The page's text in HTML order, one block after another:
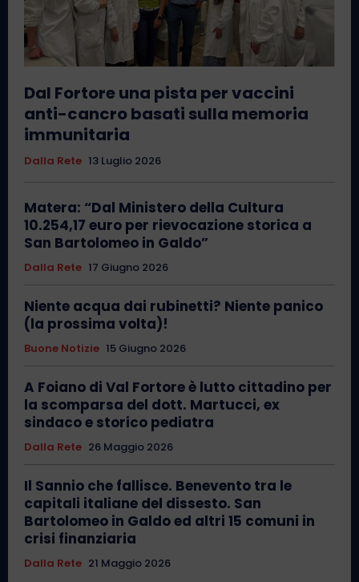
Dal Fortore una pista per vaccini
anti-cancro basati sulla memoria
immunitaria
Dalla Rete 13 Luglio 2026
Matera: “Dal Ministero della Cultura
10.254,17 euro per rievocazione storica a
San Bartolomeo in Galdo”
Dalla Rete 17 Giugno 2026
Niente acqua dai rubinetti? Niente panico
(la prossima volta)!
Buone Notizie 15 Giugno 2026
A Foiano di Val Fortore è lutto cittadino per
la scomparsa del dott. Martucci, ex
sindaco e storico pediatra
Dalla Rete 26 Maggio 2026
Il Sannio che fallisce. Benevento tra le
capitali italiane del dissesto. San
Bartolomeo in Galdo ed altri 15 comuni in
crisi finanziaria
Dalla Rete 21 Maggio 2026